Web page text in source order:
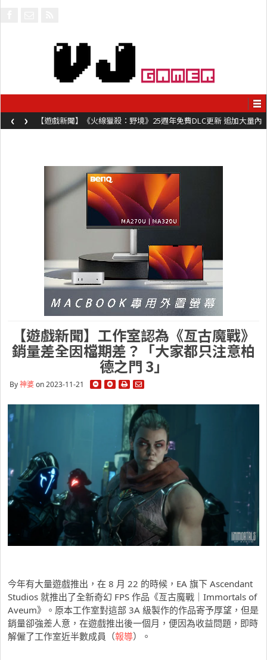
【遊戲新聞】《火線獵殺：野境》25週年免費DLC更新 追加大量內
容同時系舊作限時超平價折扣
‹ ›
【遊戲新聞】工作室認為《亙古魔戰》
銷量差全因檔期差？「大家都只注意柏
德之門 3」
By神婆on 2023-11-21
今年有大量遊戲推出，在 8 月 22 的時候，EA 旗下 Ascendant
Studios 就推出了全新奇幻 FPS 作品《亙古魔戰｜Immortals of
Aveum》。原本工作室對這部 3A 級製作的作品寄予厚望，但是
銷量卻強差人意，在遊戲推出後一個月，便因為收益問題，即時
解僱了工作室近半數成員（報導）。